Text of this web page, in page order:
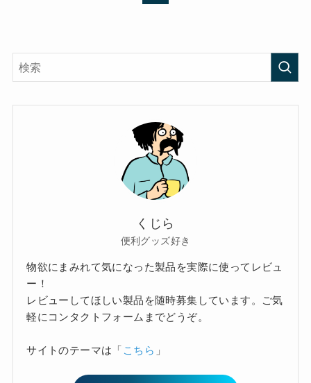
くじら
便利グッズ好き
物欲にまみれて気になった製品を実際に使ってレビュ
ー！
レビューしてほしい製品を随時募集しています。ご気
軽にコンタクトフォームまでどうぞ。
サイトのテーマは「 こちら 」